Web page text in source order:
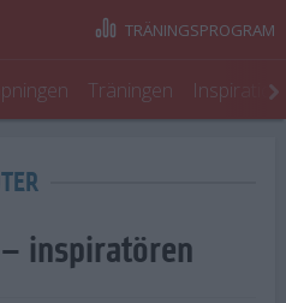
Träningen
TRÄNINGSPROGRAM
inspiratören